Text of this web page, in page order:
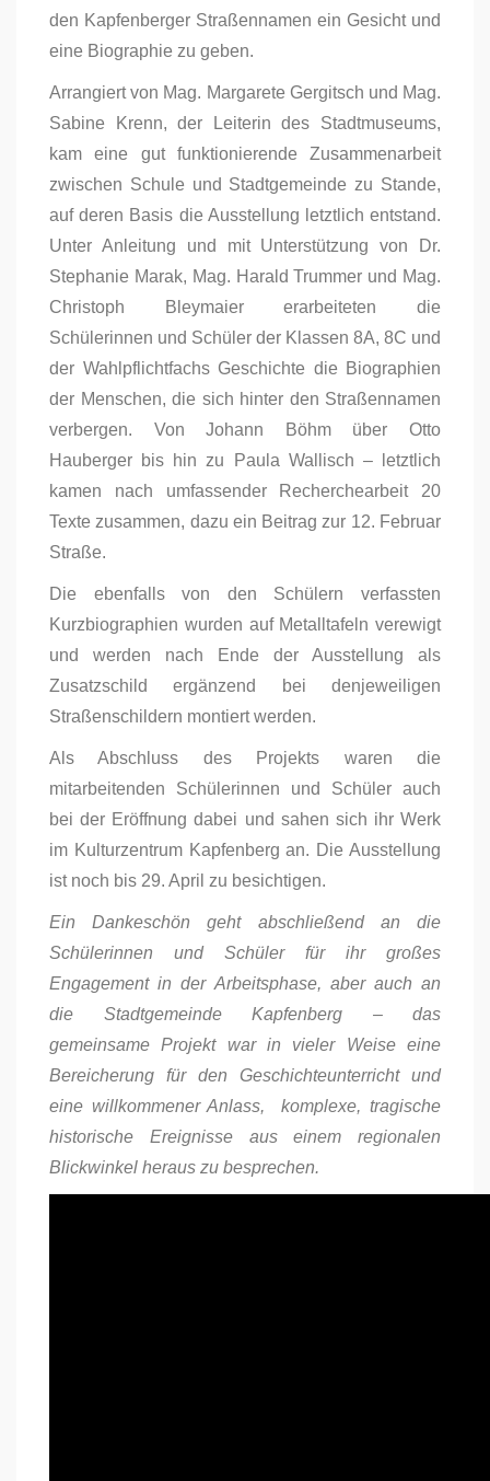
den Kapfenberger Straßennamen ein Gesicht und
eine Biographie zu geben.
Arrangiert von Mag. Margarete Gergitsch und Mag.
Sabine Krenn, der Leiterin des Stadtmuseums,
kam eine gut funktionierende Zusammenarbeit
zwischen Schule und Stadtgemeinde zu Stande,
auf deren Basis die Ausstellung letztlich entstand.
Unter Anleitung und mit Unterstützung von Dr.
Stephanie Marak, Mag. Harald Trummer und Mag.
Christoph Bleymaier erarbeiteten die
Schülerinnen und Schüler der Klassen 8A, 8C und
der Wahlpflichtfachs Geschichte die Biographien
der Menschen, die sich hinter den Straßennamen
verbergen. Von Johann Böhm über Otto
Hauberger bis hin zu Paula Wallisch – letztlich
kamen nach umfassender Recherchearbeit 20
Texte zusammen, dazu ein Beitrag zur 12. Februar
Straße.
Die ebenfalls von den Schülern verfassten
Kurzbiographien wurden auf Metalltafeln verewigt
und werden nach Ende der Ausstellung als
Zusatzschild ergänzend bei denjeweiligen
Straßenschildern montiert werden.
Als Abschluss des Projekts waren die
mitarbeitenden Schülerinnen und Schüler auch
bei der Eröffnung dabei und sahen sich ihr Werk
im Kulturzentrum Kapfenberg an. Die Ausstellung
ist noch bis 29. April zu besichtigen.
Ein Dankeschön geht abschließend an die
Schülerinnen und Schüler für ihr großes
Engagement in der Arbeitsphase, aber auch an
die Stadtgemeinde Kapfenberg – das
gemeinsame Projekt war in vieler Weise eine
Bereicherung für den Geschichteunterricht und
eine willkommener Anlass, komplexe, tragische
historische Ereignisse aus einem regionalen
Blickwinkel heraus zu besprechen.